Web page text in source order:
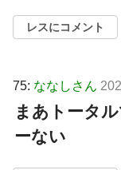
レスにコメント
75: ななしさん
まあトータ
ーない